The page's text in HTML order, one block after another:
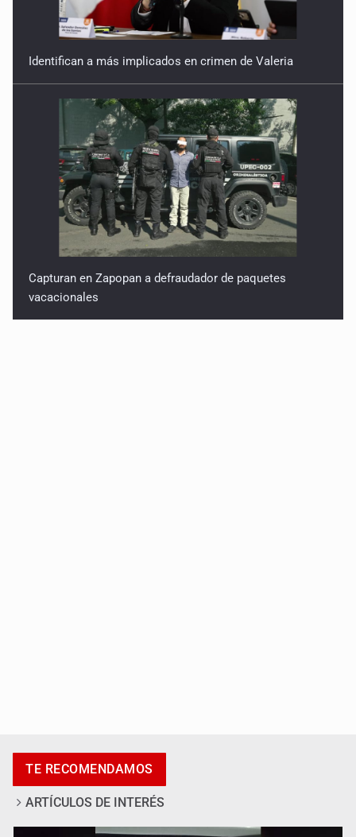
Identifican a más implicados en crimen de Valeria
Capturan en Zapopan a defraudador de paquetes
vacacionales
TE RECOMENDAMOS
ARTÍCULOS DE INTERÉS